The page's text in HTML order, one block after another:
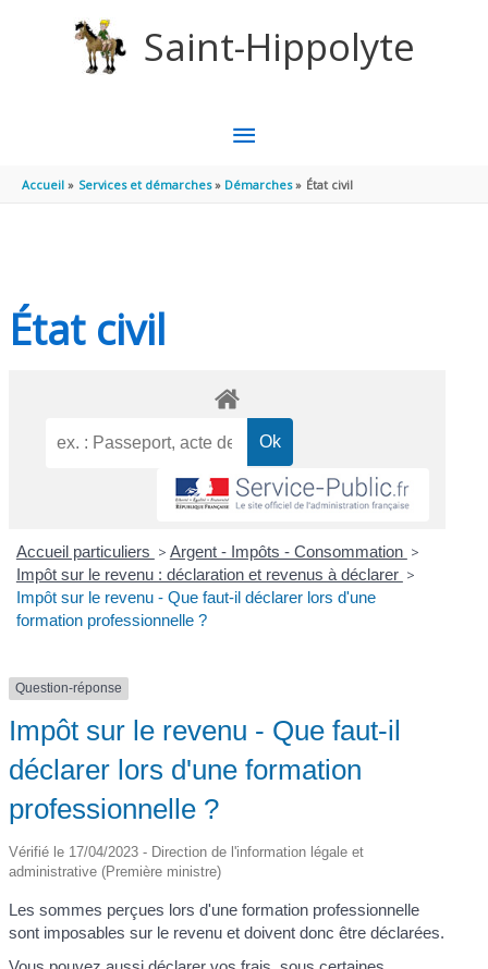
Saint-Hippolyte
MENU
PRINCIPAL
Accueil Services et démarches Démarches État civil
État civil
Accueil particuliers > Argent - Impôts - Consommation >
Impôt sur le revenu : déclaration et revenus à déclarer >
Impôt sur le revenu - Que faut-il déclarer lors d'une
formation professionnelle ?
Question-réponse
Impôt sur le revenu - Que faut-il
déclarer lors d'une formation
professionnelle ?
Vérifié le 17/04/2023 - Direction de l'information légale et
administrative (Première ministre)
Les sommes perçues lors d'une formation professionnelle
sont imposables sur le revenu et doivent donc être déclarées.